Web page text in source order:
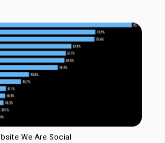
We Are Social